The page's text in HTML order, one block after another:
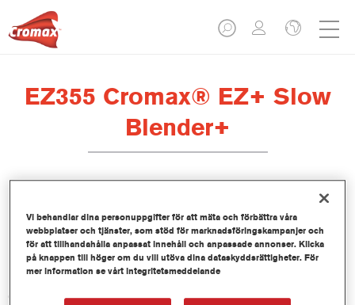
EZ355 Cromax® EZ+ Slow
Blender+
Produktfunktioner
0.8LT
Vi behandlar dina personuppgifter för att mäta och förbättra våra
webbplatser och tjänster, som stöd för marknadsföringskampanjer och
för att tillhandahålla anpassat innehåll och anpassade annonser. Klicka
på knappen till höger om du vill utöva dina dataskyddsrättigheter. För
mer information se vårt integritetsmeddelande